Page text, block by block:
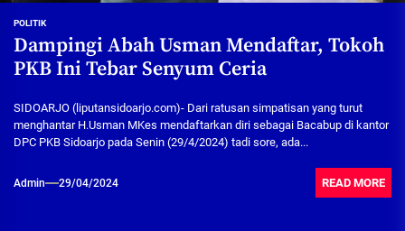
POLITIK
Dampingi Abah Usman Mendaftar, Tokoh
PKB Ini Tebar Senyum Ceria
SIDOARJO (liputansidoarjo.com)- Dari ratusan simpatisan yang turut
menghantar H.Usman MKes mendaftarkan diri sebagai Bacabup di kantor
DPC PKB Sidoarjo pada Senin (29/4/2024) tadi sore, ada...
Admin 29/04/2024 READ MORE